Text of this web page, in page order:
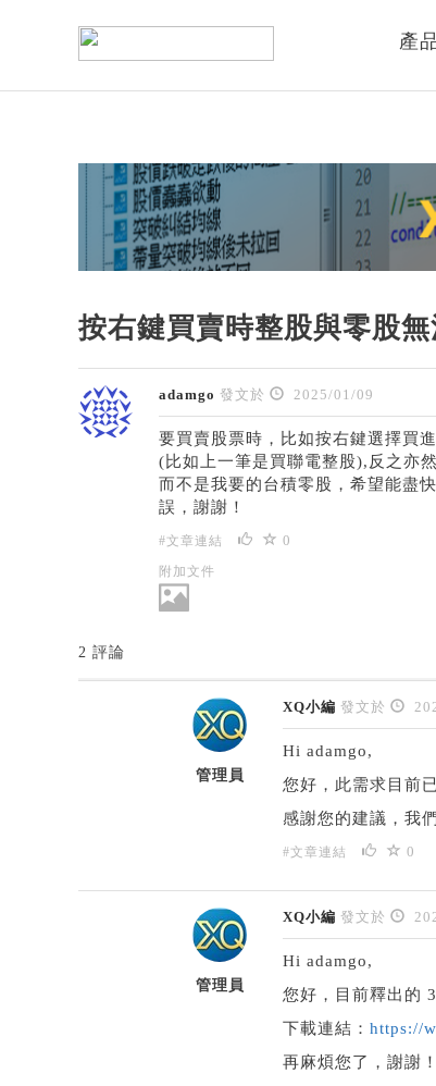
產
按右鍵買賣時整股與零股
adamgo 發文於 2025/01/09
要買賣股票時，比如按右鍵選擇買
(比如上一筆是買聯電整股),反之亦
而不是我要的台積零股，希望能盡
誤，謝謝！
#文章連結 0
附加文件
2 評論
管理員
XQ小編 發文於
Hi adamgo,
您好，此需求目前
感謝您的建議，我
#文章連結 0
管理員
XQ小編 發文於
Hi adamgo,
您好，目前釋出的
下載連結：https://
再麻煩您了，謝謝！